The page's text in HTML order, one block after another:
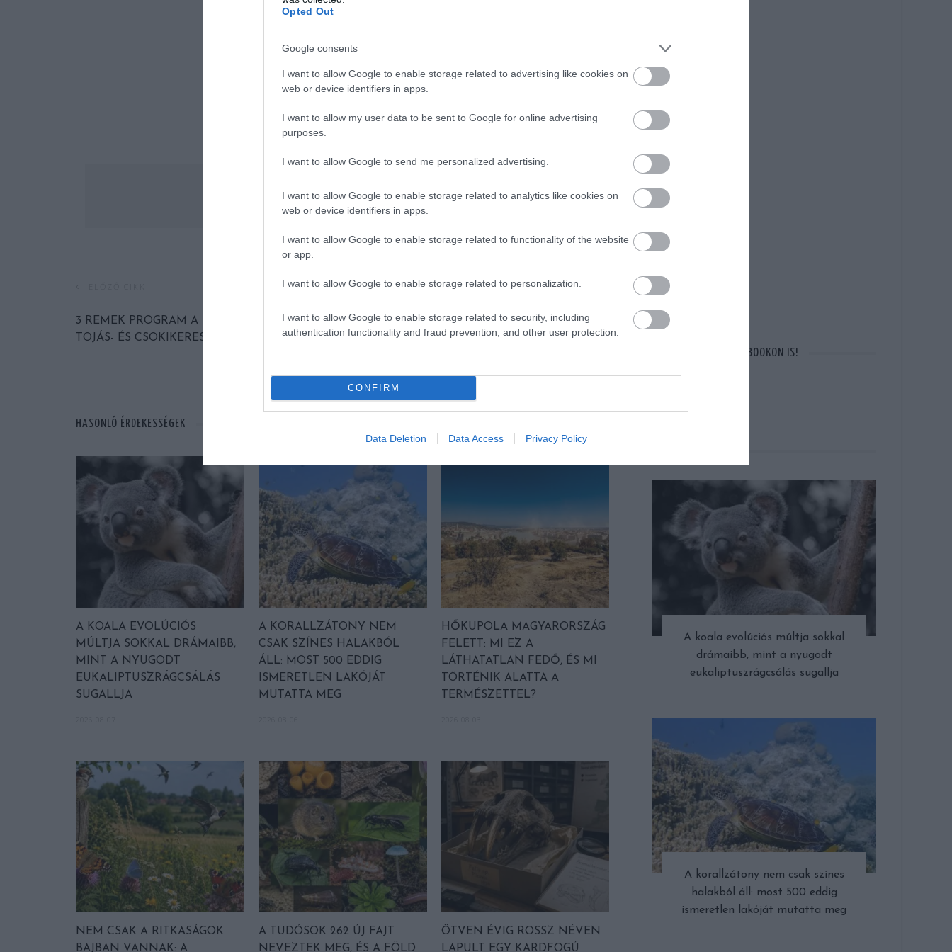
Opted Out
Google consents
I want to allow Google to enable storage related to advertising like cookies on
web or device identifiers in apps.
I want to allow my user data to be sent to Google for online advertising
purposes.
I want to allow Google to send me personalized advertising.
I want to allow Google to enable storage related to analytics like cookies on
web or device identifiers in apps.
I want to allow Google to enable storage related to functionality of the website
or app.
I want to allow Google to enable storage related to personalization.
I want to allow Google to enable storage related to security, including
authentication functionality and fraud prevention, and other user protection.
CONFIRM
Data Deletion Data Access Privacy Policy
3 REMEK PROGRAM A HÚSVÉTI IDŐSZAKRA:
TOJÁS- ÉS CSOKIKERESÉS INDUL!
KÖVETKEZŐ CIKK
EZT MÉG A TÖRPÖK IS MEGIRIGYELNÉK:
EGY SPANYOL FALU KÉKRE FESTETTE
HASONLÓ ÉRDEKESSÉGEK
A KOALA EVOLÚCIÓS
MÚLTJA SOKKAL DRÁMAIBB,
MINT A NYUGODT
EUKALIPTUSZRÁGCSÁLÁS
SUGALLJA
A KORALLZÁTONY NEM
CSAK SZÍNES HALAKBÓL
ÁLL: MOST 500 EDDIG
ISMERETLEN LAKÓJÁT
MUTATTA MEG
HŐKUPOLA MAGYARORSZÁG
FELETT: MI EZ A
LÁTHATATLAN FEDŐ, ÉS MI
TÖRTÉNIK ALATTA A
TERMÉSZETTEL?
NEM CSAK A RITKASÁGOK
BAJBAN VANNAK: A
A TUDÓSOK 262 ÚJ FAJT
NEVEZTEK MEG, ÉS A FÖLD
ÖTVEN ÉVIG ROSSZ NÉVEN
LAPULT EGY KARDFOGÚ
OTT VAGYUNK A FACEBOOKON IS!
A koala evolúciós múltja sokkal
drámaibb, mint a nyugodt
eukaliptuszrágcsálás sugallja
A korallzátony nem csak színes
halakból áll: most 500 eddig
ismeretlen lakóját mutatta meg